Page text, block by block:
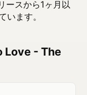
。4月20日の
とって節目と